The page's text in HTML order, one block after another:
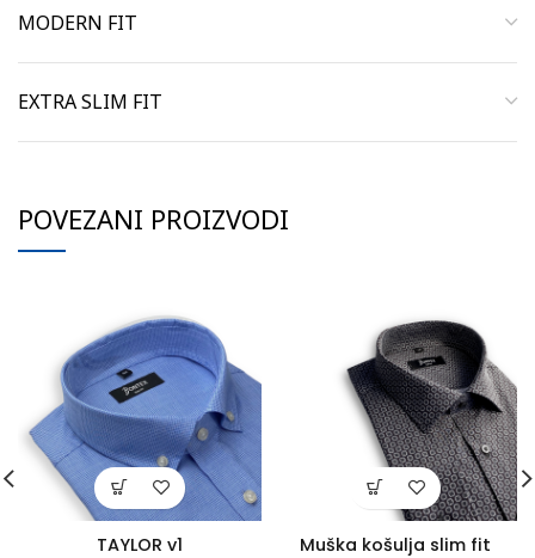
MODERN FIT
EXTRA SLIM FIT
POVEZANI PROIZVODI
TAYLOR v1
Muška košulja slim fit